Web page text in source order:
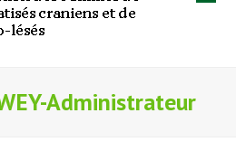
Administrateur